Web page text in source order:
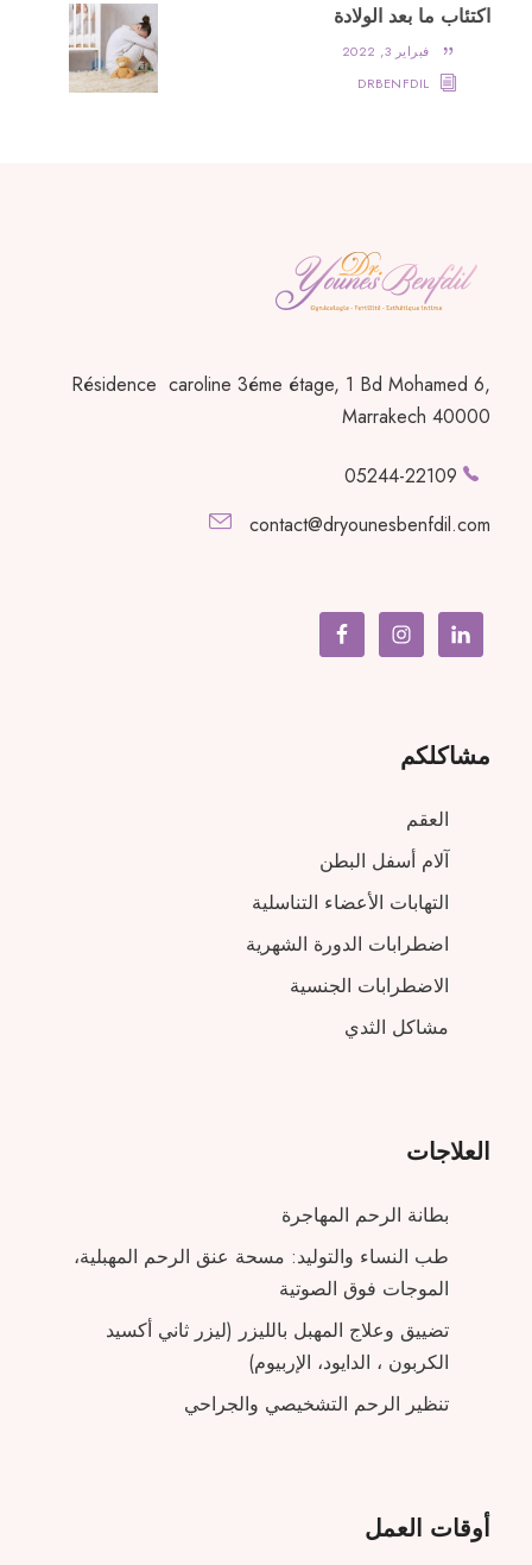
اكتئاب ما بعد الولادة
فبراير 3, 2022
DRBENFDIL
Résidence caroline 3éme étage, 1 Bd Mohamed 6,
Marrakech 40000
contact@dryounesbenfdil.com
مشاكلكم
العقم
آلام أسفل البطن
التهابات الأعضاء التناسلية
اضطرابات الدورة الشهرية
الاضطرابات الجنسية
مشاكل الثدي
العلاجات
بطانة الرحم المهاجرة
طب النساء والتوليد: مسحة عنق الرحم المهبلية،
الموجات فوق الصوتية
تضييق وعلاج المهبل بالليزر (ليزر ثاني أكسيد
الكربون ، الدايود، الإربيوم)
تنظير الرحم التشخيصي والجراحي
أوقات العمل